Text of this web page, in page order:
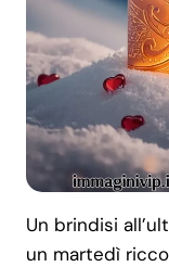
Un brindisi
un martedì